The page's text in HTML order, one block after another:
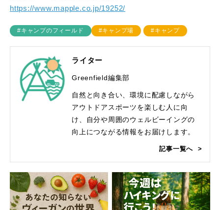
https://www.mapple.co.jp/19252/
#キャンプのフィールド #キャンプ場 #キャンプ
ライター
Greenfield編集部
自然と向き合い、環境に配慮しながら
アウトドアスポーツを楽しむ人に向
け、自分や周囲のウェルビーイングの
向上につながる情報をお届けします。
記事一覧へ